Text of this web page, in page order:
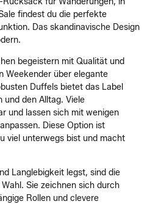
findest du die perfekte
Das skandinavische Design
begeistern mit Qualität und
Weekender über elegante
Duffels bietet das Label
und den Alltag. Viele
und lassen sich mit wenigen
Diese Option ist
viel unterwegs bist und macht
Langlebigkeit legst, sind die
Sie zeichnen sich durch
Rollen und clevere